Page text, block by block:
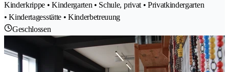
Kinderkrippe • Kindergarten • Schule, privat • Privatkindergarten
• Kindertagesstätte • Kinderbetreuung
Geschlossen